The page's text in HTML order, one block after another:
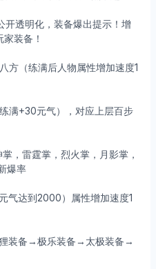
开透明化，装备爆出提示！增
装备！
方（练满后人物属性增加速度1
满+30元气），对应上层百步
，雷霆掌，烈火掌，月影掌，
爆率
气达到2000）属性增加速度1
装备→极乐装备→太极装备→